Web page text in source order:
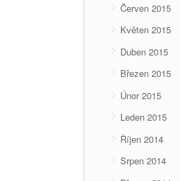
Červen 2015
Květen 2015
Duben 2015
Březen 2015
Únor 2015
Leden 2015
Říjen 2014
Srpen 2014